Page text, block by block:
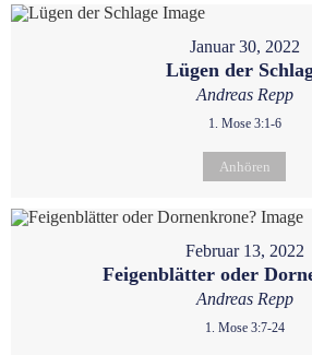
Januar 30, 2022
Lügen der
Andreas Repp
1. Mose 3:1-6
Anhören
Februar 13, 2022
Feigenblätter oder
Andreas Repp
1. Mose 3:7-24